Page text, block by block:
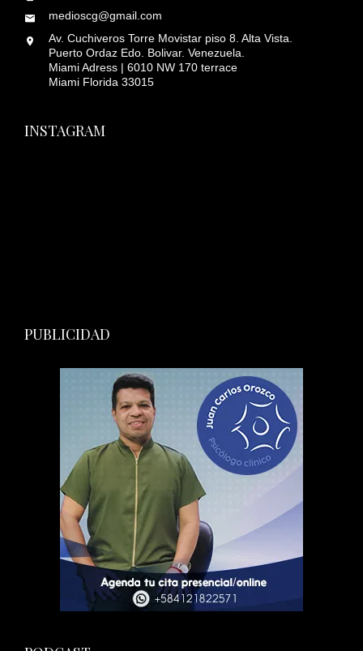
medioscg@gmail.com
Av. Cuchiveros Torre Movistar piso 8. Alta Vista.
Puerto Ordaz Edo. Bolivar. Venezuela.
Miami Adress | 6010 NW 170 terrace
Miami Florida 33015
INSTAGRAM
PUBLICIDAD